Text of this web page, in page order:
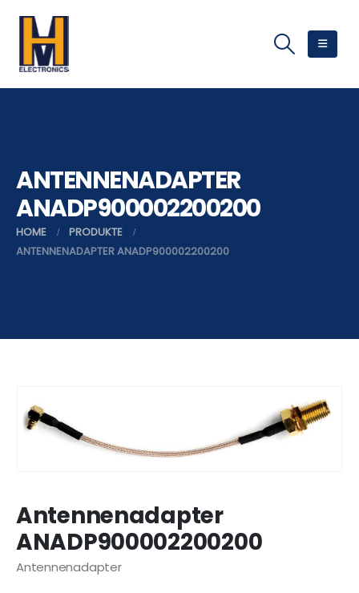
ANTENNENADAPTER
ANADP900002200200
HOME
PRODUKTE
ANTENNENADAPTER ANADP900002200200
Antennenadapter
ANADP900002200200
Antennenadapter